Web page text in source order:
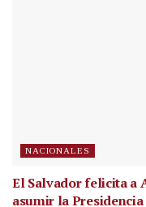
NACIONALES
El Salvador felicita a
asumir la